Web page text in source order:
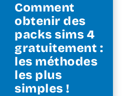
Comment
obtenir des
packs sims 4
gratuitement :
les méthodes
les plus
simples !